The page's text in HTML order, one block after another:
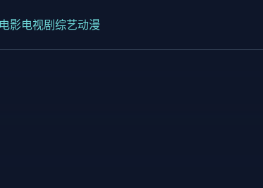
电影电视剧 综艺动漫